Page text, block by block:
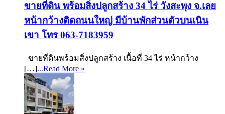
ขายที่ดิน พร้อมสิ่งปลูกสร้าง 34 ไร่ วังสะพุง จ.เลย
หน้ากว้างติดถนนใหญ่ มีบ้านพักส่วนตัวบนเนิน
เขา โทร 063-7183959
ขายที่ดินพร้อมสิ่งปลูกสร้าง เนื้อที่ 34 ไร่ หน้ากว้าง
[…]...Read More »